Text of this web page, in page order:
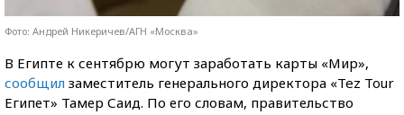
Фото: Андрей Никеричев/АГН «Москва»
В Египте к сентябрю могут заработать карты «Мир»,
сообщил заместитель генерального директора «Tez Tour
Египет» Тамер Саид. По его словам, правительство